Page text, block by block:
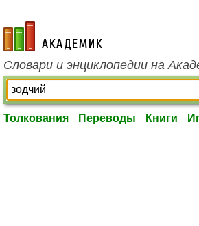
academic.ru
Словари и энциклопедии на
Толкования Переводы Книги